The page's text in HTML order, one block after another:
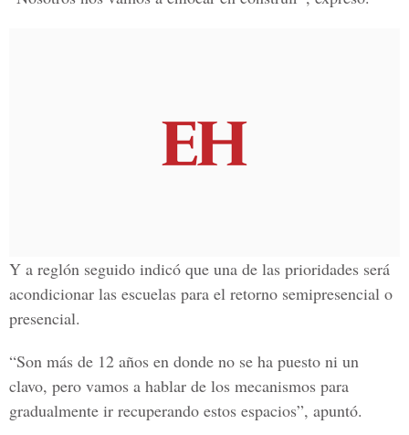
Y a reglón seguido indicó que una de las prioridades será
acondicionar las escuelas para el retorno semipresencial o
presencial.
“Son más de 12 años en donde no se ha puesto ni un
clavo, pero vamos a hablar de los mecanismos para
gradualmente ir recuperando estos espacios”, apuntó.